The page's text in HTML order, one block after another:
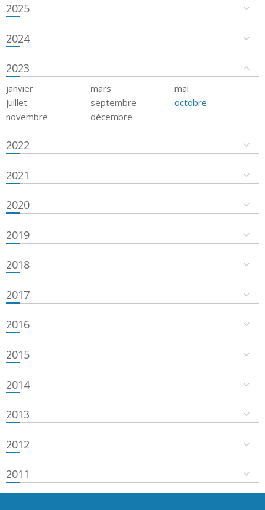
2025
2024
2023
janvier mars
mai
juillet
septembre
octobre
novembre
décembre
2022
2021
2020
2019
2018
2017
2016
2015
2014
2013
2012
2011